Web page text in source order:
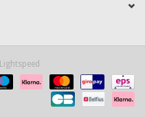
Lightspeed